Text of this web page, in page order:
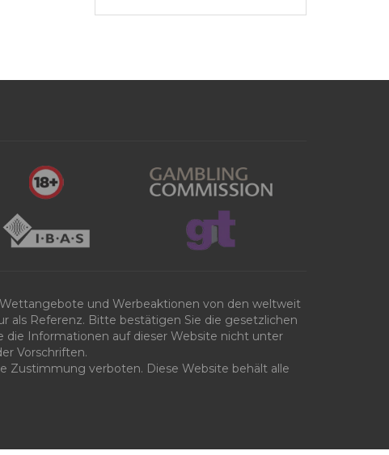
und Werbeaktionen von den weltweit
als Referenz. Bitte bestätigen Sie die gesetzlichen
die Informationen auf dieser Website nicht unter
Vorschriften.
Zustimmung verboten. Diese Website behält alle